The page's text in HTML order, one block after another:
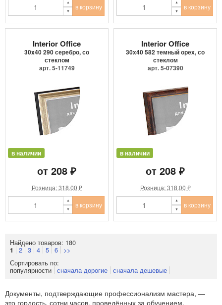
в корзину в корзину
Interior Office
30x40 290 серебро, со
стеклом
арт. 5-11749
в наличии
от 208 ₽
Розница: 318.00 ₽
в корзину
Interior Office
30x40 582 темный орех, со
стеклом
арт. 5-07390
в наличии
от 208 ₽
Розница: 318.00 ₽
в корзину
Найдено товаров: 180
1 2 3 4 5 6
>>
Сортировать по:
популярности сначала дорогие сначала дешевые
Документы, подтверждающие профессионализм мастера, —
это гордость, сотни часов, проведённых за обучением,